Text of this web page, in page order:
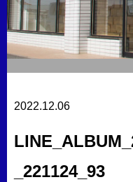
2022.12.06
_221124_93